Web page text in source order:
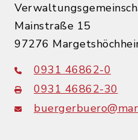
Mainstraße 15
97276
0931 46862-0
0931 46862-30